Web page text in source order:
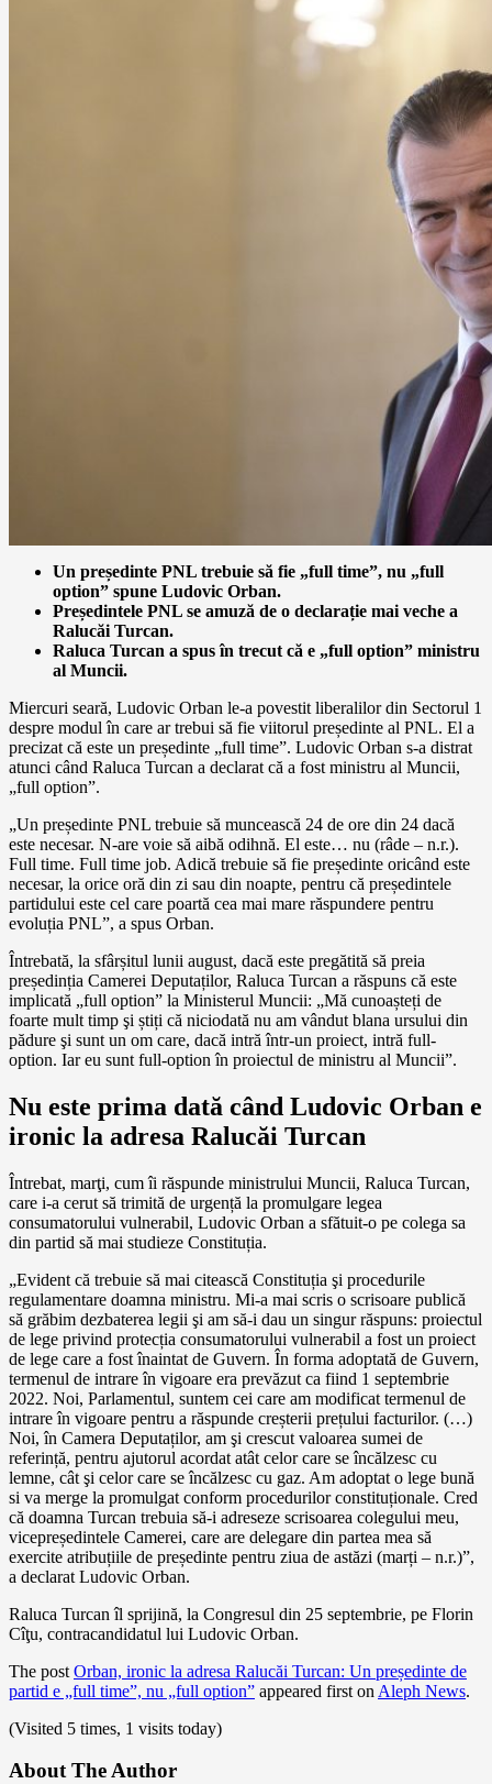
Un președinte PNL trebuie să fie „full time”, nu „full
option” spune Ludovic Orban.
Președintele PNL se amuză de o declarație mai veche a
Ralucăi Turcan.
Raluca Turcan a spus în trecut că e „full option” ministru
al Muncii.
Miercuri seară, Ludovic Orban le-a povestit liberalilor din Sectorul 1
despre modul în care ar trebui să fie viitorul președinte al PNL. El a
precizat că este un președinte „full time”. Ludovic Orban s-a distrat
atunci când Raluca Turcan a declarat că a fost ministru al Muncii,
„full option”.
„Un președinte PNL trebuie să muncească 24 de ore din 24 dacă
este necesar. N-are voie să aibă odihnă. El este… nu (râde – n.r.).
Full time. Full time job. Adică trebuie să fie președinte oricând este
necesar, la orice oră din zi sau din noapte, pentru că președintele
partidului este cel care poartă cea mai mare răspundere pentru
evoluția PNL”, a spus Orban.
Întrebată, la sfârșitul lunii august, dacă este pregătită să preia
președinția Camerei Deputaților, Raluca Turcan a răspuns că este
implicată „full option” la Ministerul Muncii: „Mă cunoașteți de
foarte mult timp şi știți că niciodată nu am vândut blana ursului din
pădure şi sunt un om care, dacă intră într-un proiect, intră full-
option. Iar eu sunt full-option în proiectul de ministru al Muncii”.
Nu este prima dată când Ludovic Orban e
ironic la adresa Ralucăi Turcan
Întrebat, marţi, cum îi răspunde ministrului Muncii, Raluca Turcan,
care i-a cerut să trimită de urgență la promulgare legea
consumatorului vulnerabil, Ludovic Orban a sfătuit-o pe colega sa
din partid să mai studieze Constituția.
„Evident că trebuie să mai citească Constituția şi procedurile
regulamentare doamna ministru. Mi-a mai scris o scrisoare publică
să grăbim dezbaterea legii şi am să-i dau un singur răspuns: proiectul
de lege privind protecția consumatorului vulnerabil a fost un proiect
de lege care a fost înaintat de Guvern. În forma adoptată de Guvern,
termenul de intrare în vigoare era prevăzut ca fiind 1 septembrie
2022. Noi, Parlamentul, suntem cei care am modificat termenul de
intrare în vigoare pentru a răspunde creșterii prețului facturilor. (…)
Noi, în Camera Deputaților, am şi crescut valoarea sumei de
referință, pentru ajutorul acordat atât celor care se încălzesc cu
lemne, cât şi celor care se încălzesc cu gaz. Am adoptat o lege bună
si va merge la promulgat conform procedurilor constituționale. Cred
că doamna Turcan trebuia să-i adreseze scrisoarea colegului meu,
vicepreședintele Camerei, care are delegare din partea mea să
exercite atribuțiile de președinte pentru ziua de astăzi (marți – n.r.)”,
a declarat Ludovic Orban.
Raluca Turcan îl sprijină, la Congresul din 25 septembrie, pe Florin
Cîţu, contracandidatul lui Ludovic Orban.
The post Orban, ironic la adresa Ralucăi Turcan: Un președinte de
partid e „full time”, nu „full option” appeared first on Aleph News.
(Visited 5 times, 1 visits today)
About The Author